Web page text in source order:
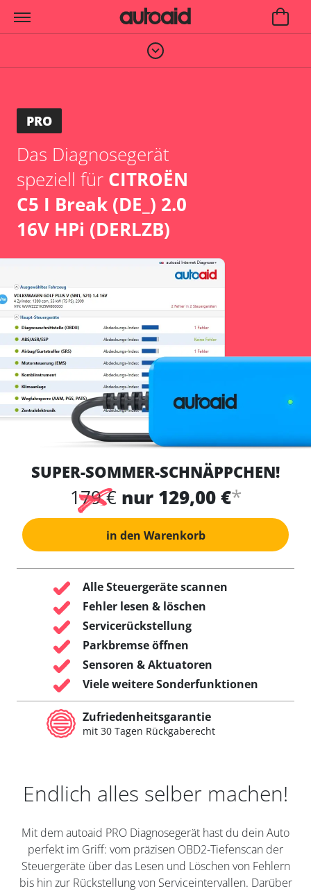
PRO
Das Diagnosegerät
speziell für CITROËN
C5 I Break (DE_) 2.0
16V HPi (DERLZB)
SUPER-SOMMER-SCHNÄPPCHEN!
179 € nur 129,00 €*
in den Warenkorb
Alle Steuergeräte scannen
Fehler lesen & löschen
Servicerückstellung
Parkbremse öffnen
Sensoren & Aktuatoren
Viele weitere Sonderfunktionen
Zufriedenheitsgarantie
mit 30 Tagen Rückgaberecht
Endlich alles selber machen!
Mit dem autoaid PRO Diagnosegerät hast du dein Auto
perfekt im Griff: vom präzisen OBD2-Tiefenscan der
Steuergeräte über das Lesen und Löschen von Fehlern
bis hin zur Rückstellung von Serviceintervallen. Darüber